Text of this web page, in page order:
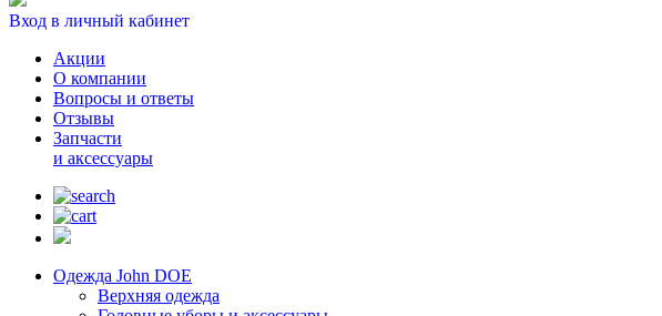
Вход в личный кабинет
Акции
О компании
Вопросы и ответы
Отзывы
Запчасти
и аксессуары
Одежда John DOE
Верхняя одежда